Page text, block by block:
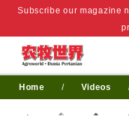
Subscribe our magazine
Home / Videos